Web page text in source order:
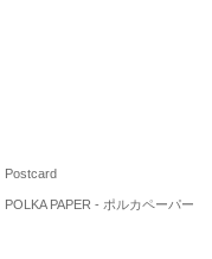
Postcard
POLKA PAPER - ポルカペーパー